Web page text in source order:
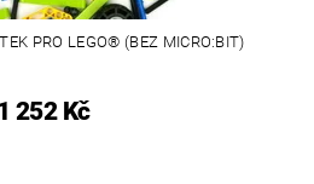
PRO LEGO® (BEZ MICRO:BIT)
252 Kč